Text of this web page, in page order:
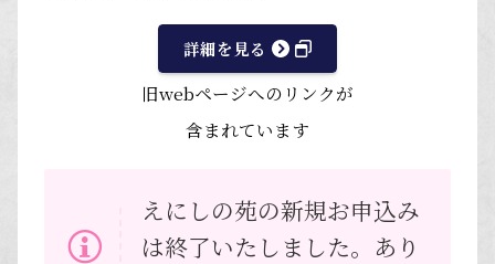
詳細を見る
旧webページへのリンクが
含まれています
えにしの苑の新規お申込み
は終了いたしました。あり